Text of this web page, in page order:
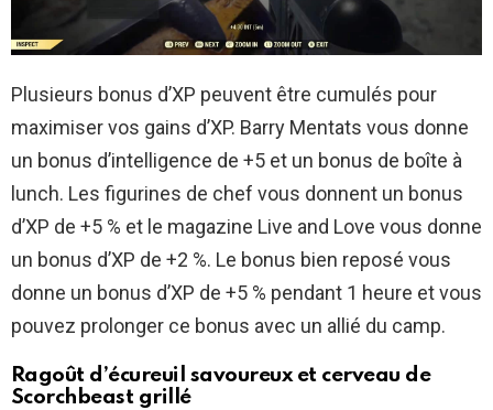
Plusieurs bonus d’XP peuvent être cumulés pour
maximiser vos gains d’XP. Barry Mentats vous donne
un bonus d’intelligence de +5 et un bonus de boîte à
lunch. Les figurines de chef vous donnent un bonus
d’XP de +5 % et le magazine Live and Love vous donne
un bonus d’XP de +2 %. Le bonus bien reposé vous
donne un bonus d’XP de +5 % pendant 1 heure et vous
pouvez prolonger ce bonus avec un allié du camp.
Ragoût d’écureuil savoureux et cerveau de
Scorchbeast grillé